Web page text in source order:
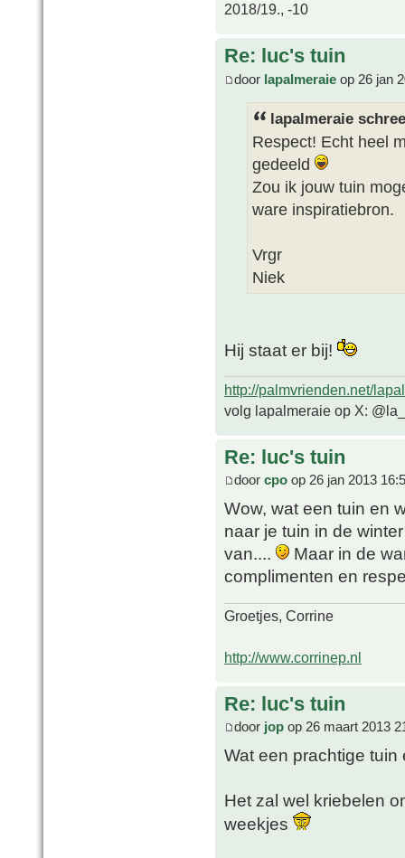
2018/19., -10
Re: luc's tuin
door lapalmeraie op 26 jan
lapalmeraie
Respect! Echt heel
gedeeld
Zou ik jouw tuin
ware inspiratiebron.
Vrgr
Niek
Hij staat er bij!
http://palmvrienden.net/
volg lapalmeraie op X:
Re: luc's tuin
door cpo op 26 jan 2013
Wow, wat een tuin en
naar je tuin in de
van....
Maar in de
complimenten en
Groetjes, Corrine
http://www.corrinep.nl
Re: luc's tuin
door jop op 26 maart 2013
Wat een prachtige
Het zal wel kriebelen
weekjes